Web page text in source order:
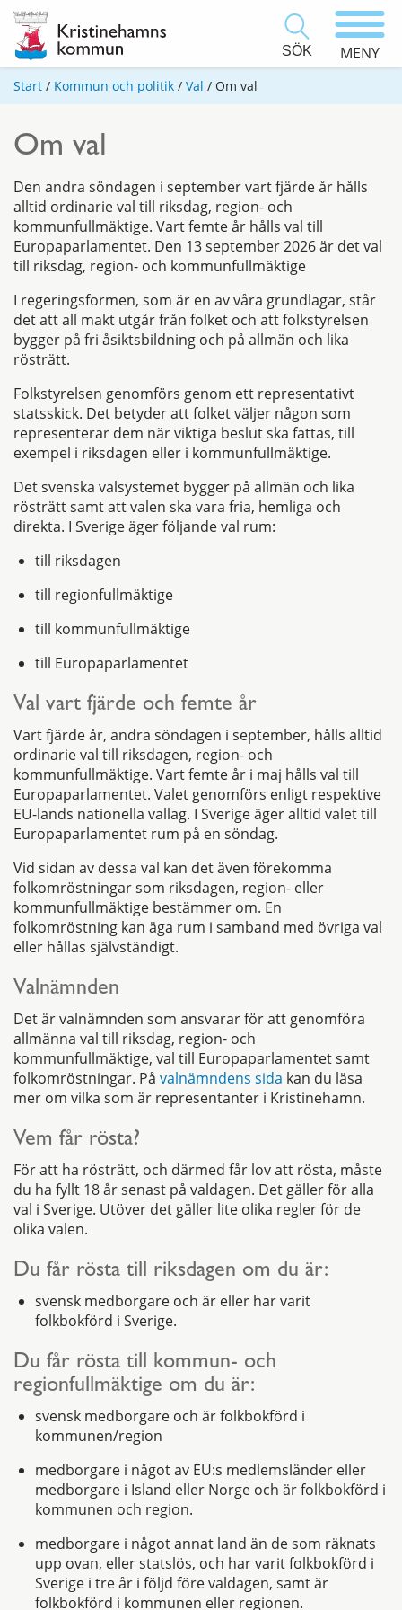
SÖK MENY
Start / Kommun och politik / Val / Om val
Om val
Den andra söndagen i september vart fjärde år hålls
alltid ordinarie val till riksdag, region- och
kommunfullmäktige. Vart femte år hålls val till
Europaparlamentet. Den 13 september 2026 är det val
till riksdag, region- och kommunfullmäktige
I regeringsformen, som är en av våra grundlagar, står
det att all makt utgår från folket och att folkstyrelsen
bygger på fri åsiktsbildning och på allmän och lika
rösträtt.
Folkstyrelsen genomförs genom ett representativt
statsskick. Det betyder att folket väljer någon som
representerar dem när viktiga beslut ska fattas, till
exempel i riksdagen eller i kommunfullmäktige.
Det svenska valsystemet bygger på allmän och lika
rösträtt samt att valen ska vara fria, hemliga och
direkta. I Sverige äger följande val rum:
till riksdagen
till regionfullmäktige
till kommunfullmäktige
till Europaparlamentet
Val vart fjärde och femte år
Vart fjärde år, andra söndagen i september, hålls alltid
ordinarie val till riksdagen, region- och
kommunfullmäktige. Vart femte år i maj hålls val till
Europaparlamentet. Valet genomförs enligt respektive
EU-lands nationella vallag. I Sverige äger alltid valet till
Europaparlamentet rum på en söndag.
Vid sidan av dessa val kan det även förekomma
folkomröstningar som riksdagen, region- eller
kommunfullmäktige bestämmer om. En
folkomröstning kan äga rum i samband med övriga val
eller hållas självständigt.
Valnämnden
Det är valnämnden som ansvarar för att genomföra
allmänna val till riksdag, region- och
kommunfullmäktige, val till Europaparlamentet samt
folkomröstningar. På valnämndens sida kan du läsa
mer om vilka som är representanter i Kristinehamn.
Vem får rösta?
För att ha rösträtt, och därmed får lov att rösta, måste
du ha fyllt 18 år senast på valdagen. Det gäller för alla
val i Sverige. Utöver det gäller lite olika regler för de
olika valen.
Du får rösta till riksdagen om du är:
svensk medborgare och är eller har varit
folkbokförd i Sverige.
Du får rösta till kommun- och
regionfullmäktige om du är:
svensk medborgare och är folkbokförd i
kommunen/region
medborgare i något av EU:s medlemsländer eller
medborgare i Island eller Norge och är folkbokförd i
kommunen och region.
medborgare i något annat land än de som räknats
upp ovan, eller statslös, och har varit folkbokförd i
Sverige i tre år i följd före valdagen, samt är
folkbokförd i kommunen eller regionen.